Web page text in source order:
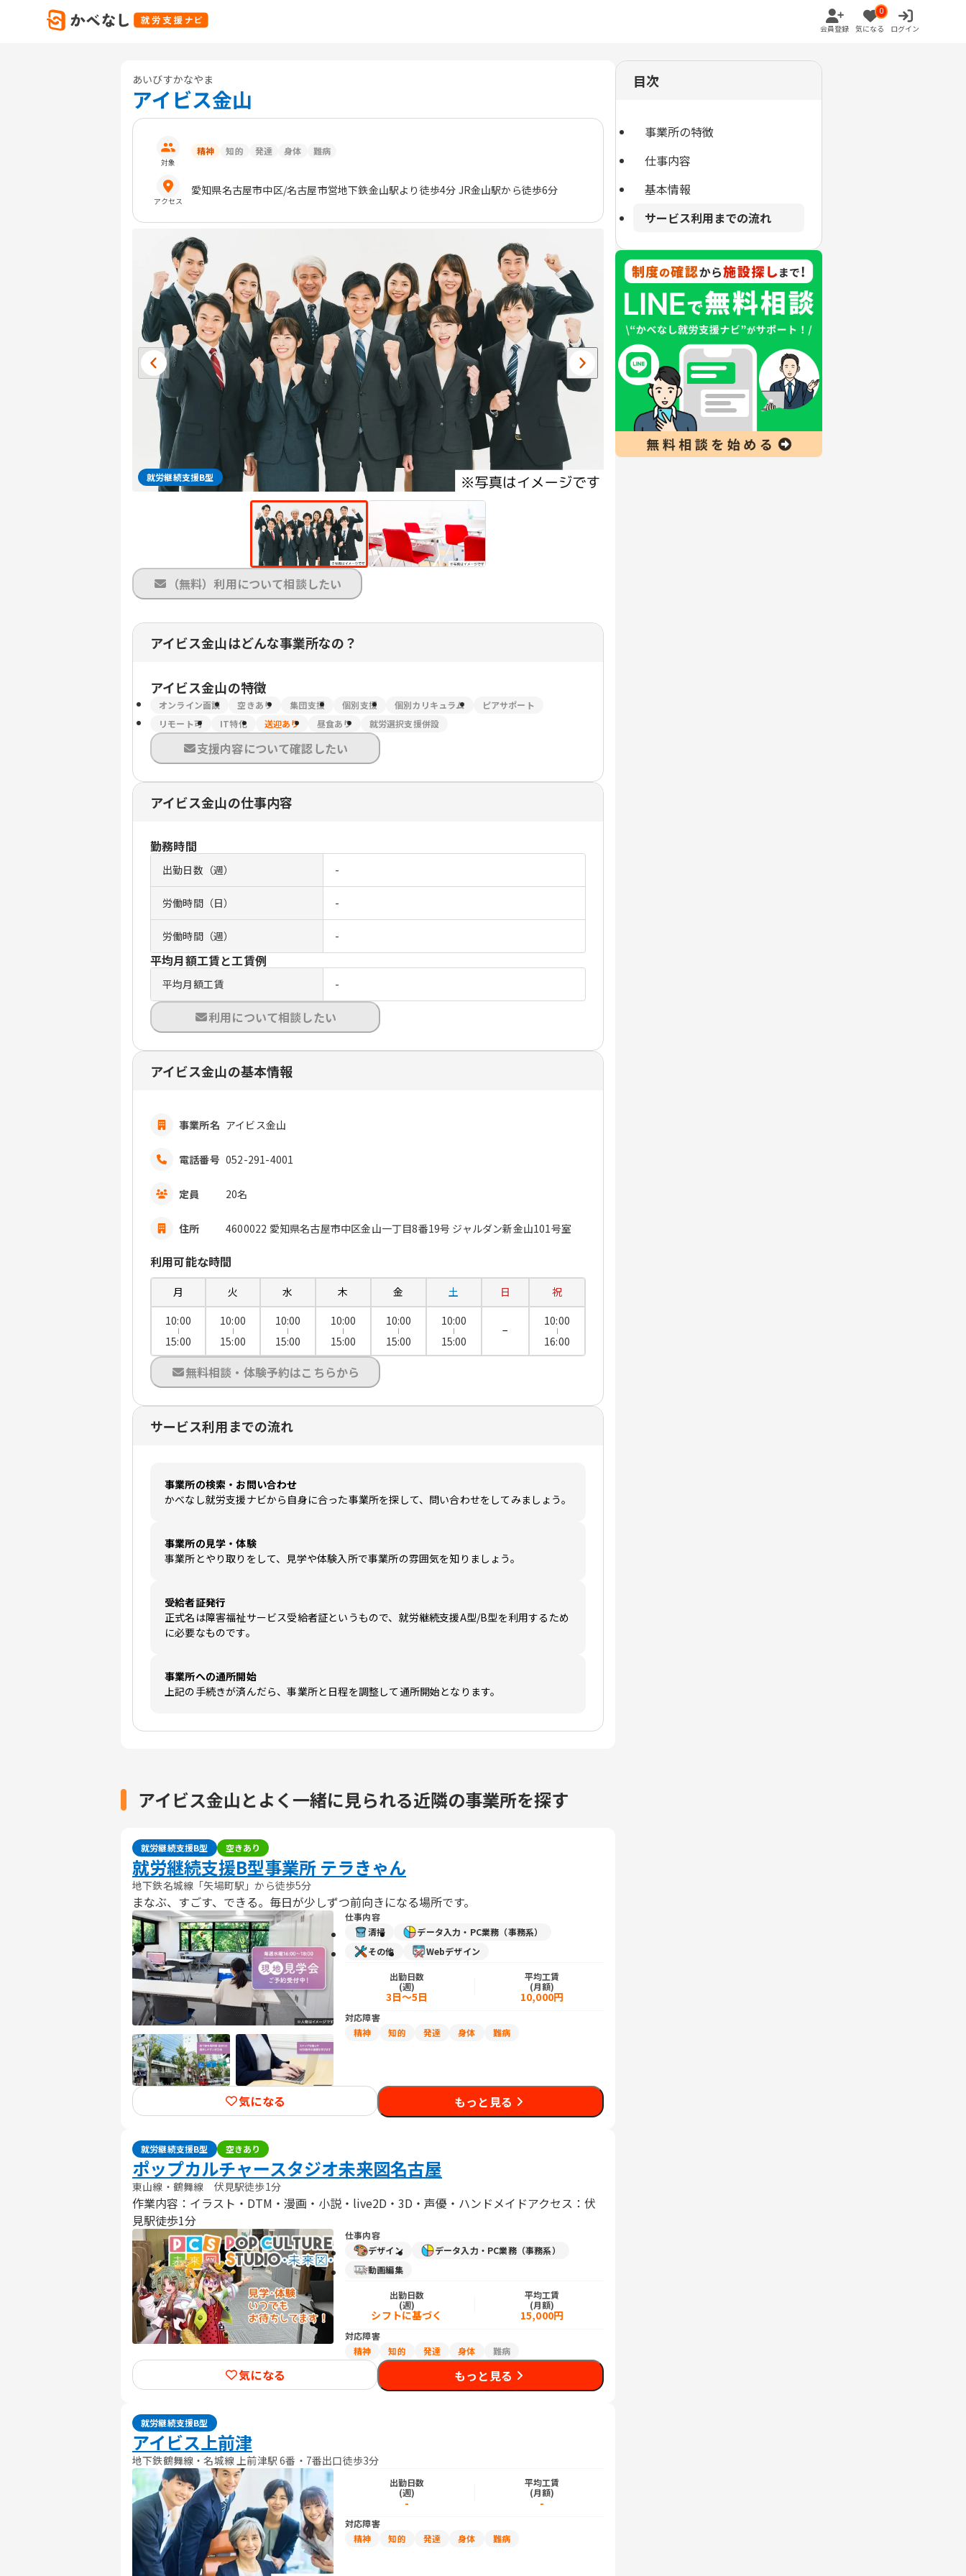
会員登録
0
気になる ログイン
あいびすかなやま
アイビス金山
対象
精神 知的 発達 身体 難病
アクセス
愛知県名古屋市中区/名古屋市営地下鉄金山駅より徒歩4分 JR金山駅から徒歩6分
就労継続支援B型
（無料）利用について相談したい
アイビス金山はどんな事業所なの？
アイビス金山の特徴
オンライン面談 空きあり 集団支援 個別支援 個別カリキュラム
ピアサポート
リモート可
IT特化 送迎あり 昼食あり 就労選択支援併設
支援内容について確認したい
アイビス金山の仕事内容
勤務時間
出勤日数（週） -
労働時間（日） -
労働時間（週） -
平均月額工賃と工賃例
平均月額工賃 -
利用について相談したい
アイビス金山の基本情報
事業所名 アイビス金山
電話番号 052-291-4001
定員 20名
住所 4600022 愛知県名古屋市中区金山一丁目8番19号 ジャルダン新金山101号室
利用可能な時間
月 火 水 木 金 土 日
祝
10:00
15:00
10:00
15:00
10:00
15:00
10:00
15:00
10:00
15:00
10:00
15:00
−
10:00
16:00
無料相談・体験予約はこちらから
サービス利用までの流れ
事業所の検索・お問い合わせ
かべなし就労支援ナビから自身に合った事業所を探して、問い合わせをしてみましょう。
事業所の見学・体験
事業所とやり取りをして、見学や体験入所で事業所の雰囲気を知りましょう。
受給者証発行
正式名は障害福祉サービス受給者証というもので、就労継続支援A型/B型を利用するため
に必要なものです。
事業所への通所開始
上記の手続きが済んだら、事業所と日程を調整して通所開始となります。
目次
事業所の特徴
仕事内容
基本情報
サービス利用までの流れ
アイビス金山とよく一緒に見られる近隣の事業所を探す
就労継続支援B型 空きあり
就労継続支援B型事業所 テラきゃん
地下鉄名城線「矢場町駅」から徒歩5分
まなぶ、すごす、できる。毎日が少しずつ前向きになる場所です。
仕事内容
清掃
データ入力・PC業務（事務系）
その他
Webデザイン
出勤日数
(週)
3日～5日
平均工賃
(月額)
10,000円
対応障害
精神
知的 発達 身体 難病
気になる もっと見る
就労継続支援B型 空きあり
ポップカルチャースタジオ未来図名古屋
東山線・鶴舞線 伏見駅徒歩1分
作業内容：イラスト・DTM・漫画・小説・live2D・3D・声優・ハンドメイドアクセス：伏
見駅徒歩1分
仕事内容
デザイン
データ入力・PC業務（事務系）
動画編集
出勤日数
(週)
シフトに基づく
平均工賃
(月額)
15,000円
対応障害
精神
知的 発達 身体 難病
気になる もっと見る
就労継続支援B型
アイビス上前津
地下鉄鶴舞線・名城線 上前津駅 6番・7番出口徒歩3分
出勤日数
(週)
-
平均工賃
(月額)
-
対応障害
精神
知的 発達 身体 難病